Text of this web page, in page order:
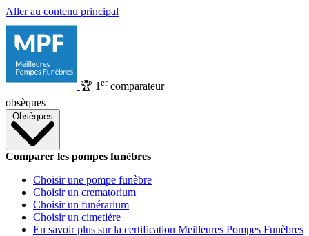
Aller au contenu principal
🏆 1 ercomparateur
obsèques
Obsèques
Comparer les pompes funèbres
Choisir une pompe funèbre
Choisir un crematorium
Choisir un funérarium
Choisir un cimetière
En savoir plus sur la certification Meilleures Pompes Funèbres